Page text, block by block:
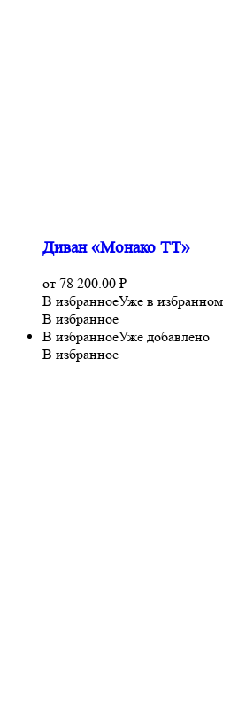
Диван «Монако ТТ»
от 78 200.00 ₽
В избранноеУже в избранном
В избранное
В избранноеУже добавлено
В избранное